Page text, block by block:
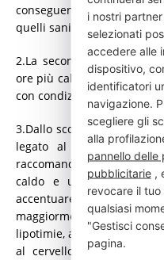
conseguenze pericolose,
quelli sani.
2.La seconda
ore più calde. La pratica
con condizioni climatiche
3.Dallo scoppio della
legato al necessario
raccomandato in
caldo e un’elevata
accentuare problemi
maggiormente in pazienti
lipotimie, a causa di un
al cervello, del calo della
i nostri
selezionati
accedere alle
dispositivo,
identificatori
navigazione.
scegliere gli
alla
pannello delle
pubblicitarie,
revocare il tuo
qualsiasi
"Gestisci
pagina.